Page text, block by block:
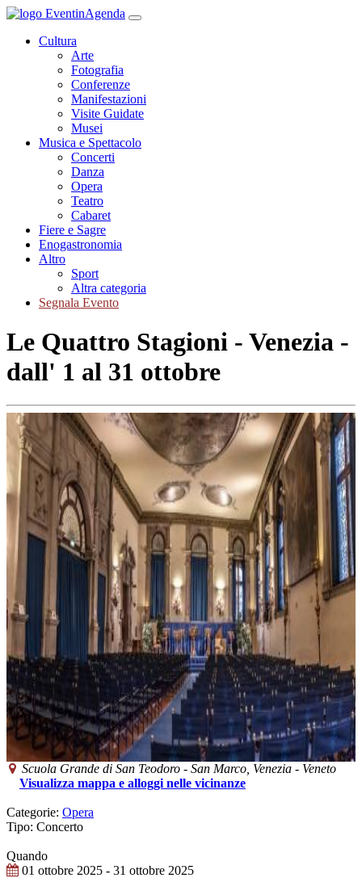
Cultura
Arte
Fotografia
Conferenze
Manifestazioni
Visite Guidate
Musei
Musica e Spettacolo
Concerti
Danza
Opera
Teatro
Cabaret
Fiere e Sagre
Enogastronomia
Altro
Sport
Altra categoria
Segnala Evento
Le Quattro Stagioni - Venezia -
dall' 1 al 31 ottobre
Scuola Grande di San Teodoro -San Marco, Venezia - Veneto
Visualizza mappa e alloggi nelle vicinanze
Categorie: Opera
Tipo: Concerto
Quando
01 ottobre 2025 - 31 ottobre 2025